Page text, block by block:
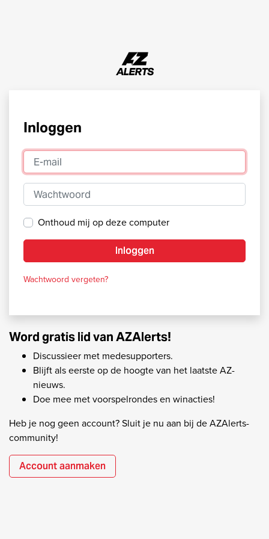
Inloggen
E-mail
Wachtwoord
Onthoud mij op deze computer
Inloggen
Wachtwoord vergeten?
Word gratis lid van AZAlerts!
Discussieer met medesupporters.
Blijft als eerste op de hoogte van het laatste AZ-
nieuws.
Doe mee met voorspelrondes en winacties!
Heb je nog geen account? Sluit je nu aan bij de AZAlerts-
community!
Account aanmaken